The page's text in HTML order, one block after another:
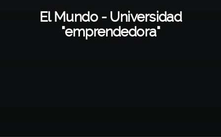
El Mundo - Universidad
"emprendedora"